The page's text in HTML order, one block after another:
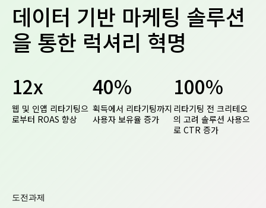
데이터 기반 마케팅 솔루션
을 통한 럭셔리 혁명
12x
웹 및 인앱 리타기팅으
로부터 ROAS 향상
40%
획득에서 리타기팅까지
사용자 보유율 증가
100%
리타기팅 전 크리테오
의 고려 솔루션 사용으
로 CTR 증가
도전과제